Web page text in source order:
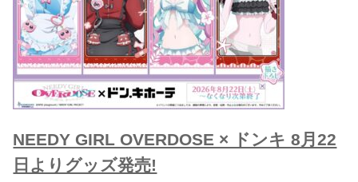
NEEDY GIRL OVERDOSE × ドンキ 8月22
日よりグッズ発売!